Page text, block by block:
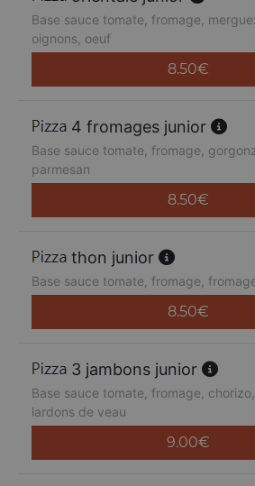
Base sauce tomate, fromage,
oignons, oeuf
8.50€
4 fromages junior
Base sauce tomate, fromage,
parmesan
8.50€
thon junior
Base sauce tomate, fromage,
8.50€
3 jambons junior
Base sauce tomate, fromage,
lardons de veau
9.00€